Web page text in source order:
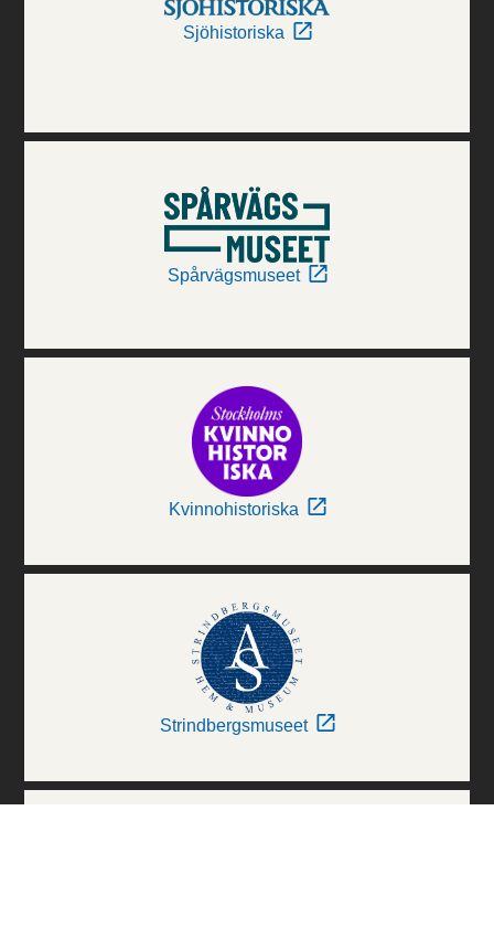
Sjöhistoriska
Spårvägsmuseet
Kvinnohistoriska
Strindbergsmuseet